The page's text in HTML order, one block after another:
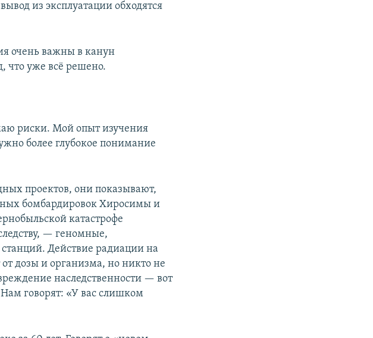
из эксплуатации обходятся
очень важны в канун
что уже всё решено.
риски. Мой опыт изучения
более глубокое понимание
проектов, они показывают,
бомбардировок Хиросимы и
катастрофе
— геномные,
Действие радиации на
дозы и организма, но никто не
наследственности — вот
говорят: «У вас слишком